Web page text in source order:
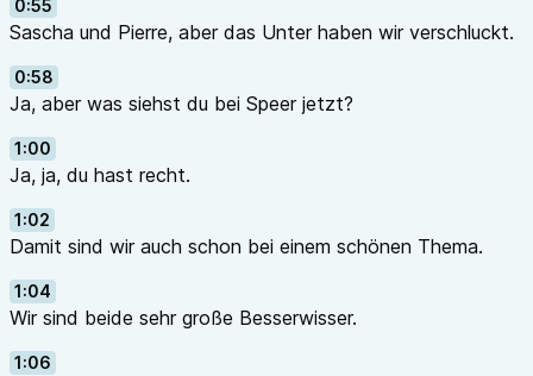
0:55
Sascha und Pierre, aber das Unter haben wir verschluckt.
0:58
Ja, aber was siehst du bei Speer jetzt?
1:00
Ja, ja, du hast recht.
1:02
Damit sind wir auch schon bei einem schönen Thema.
1:04
Wir sind beide sehr große Besserwisser.
1:06